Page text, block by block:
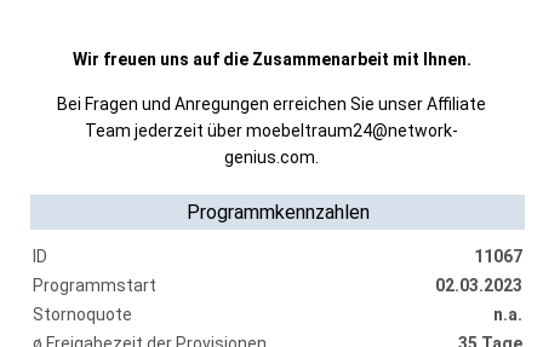
Wir freuen uns auf die Zusammenarbeit mit Ihnen.
Bei Fragen und Anregungen erreichen Sie unser Affiliate
Team jederzeit über moebeltraum24@network-
genius.com.
Programmkennzahlen
ID
11067
Programmstart
02.03.2023
Stornoquote
n.a.